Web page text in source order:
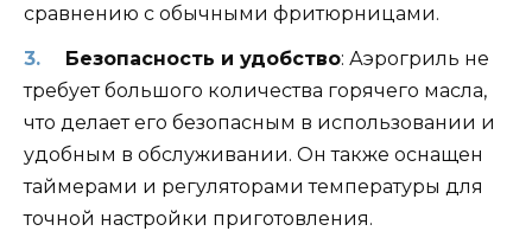
сравнению с обычными фритюрницами.
Безопасность и удобство: Аэрогриль не
требует большого количества горячего масла,
что делает его безопасным в использовании и
удобным в обслуживании. Он также оснащен
таймерами и регуляторами температуры для
точной настройки приготовления.